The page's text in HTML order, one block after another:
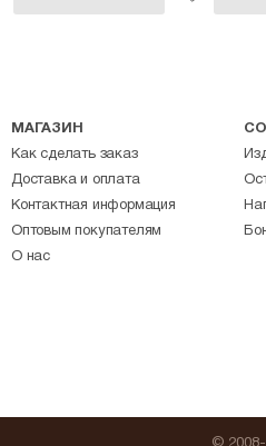
МАГАЗИН
Как сделать заказ
Доставка и оплата
Контактная информация
Оптовым покупателям
О нас